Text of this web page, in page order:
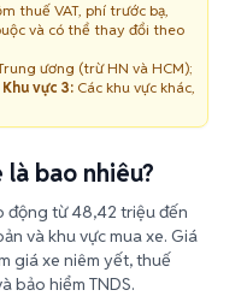
thuế VAT, phí trước bạ,
và có thể thay đổi theo
ương (trừ HN và HCM);
Khu vực 3: Các khu vực khác,
là bao nhiêu?
động từ 48,42 triệu đến
và khu vực mua xe. Giá
giá xe niêm yết, thuế
bảo hiểm TNDS.